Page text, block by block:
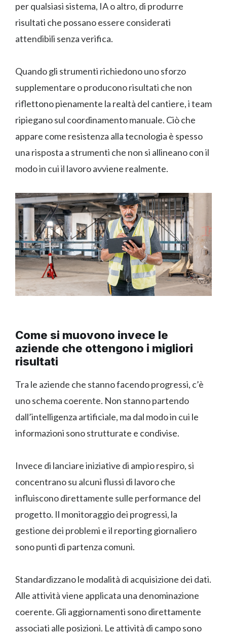
per qualsiasi sistema, IA o altro, di produrre
risultati che possano essere considerati
attendibili senza verifica.
Quando gli strumenti richiedono uno sforzo
supplementare o producono risultati che non
riflettono pienamente la realtà del cantiere, i team
ripiegano sul coordinamento manuale. Ciò che
appare come resistenza alla tecnologia è spesso
una risposta a strumenti che non si allineano con il
modo in cui il lavoro avviene realmente.
Come si muovono invece le
aziende che ottengono i migliori
risultati
Tra le aziende che stanno facendo progressi, c’è
uno schema coerente. Non stanno partendo
dall’intelligenza artificiale, ma dal modo in cui le
informazioni sono strutturate e condivise.
Invece di lanciare iniziative di ampio respiro, si
concentrano su alcuni flussi di lavoro che
influiscono direttamente sulle performance del
progetto. Il monitoraggio dei progressi, la
gestione dei problemi e il reporting giornaliero
sono punti di partenza comuni.
Standardizzano le modalità di acquisizione dei dati.
Alle attività viene applicata una denominazione
coerente. Gli aggiornamenti sono direttamente
associati alle posizioni. Le attività di campo sono